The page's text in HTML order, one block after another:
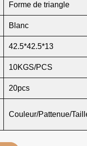
Forme de triangle
Blanc
42.5*42.5*13
10KGS/PCS
20pcs
Couleur/Pattenue/